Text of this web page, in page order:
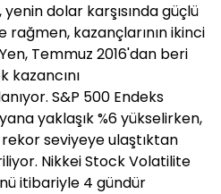
dolar karşısında güçlü
kazançlarının ikinci
Temmuz 2016'dan beri
kazancını
S&P 500 Endeks
yaklaşık %6 yükselirken,
seviyeye ulaştıktan
Nikkei Stock Volatilite
itibariyle 4 gündür